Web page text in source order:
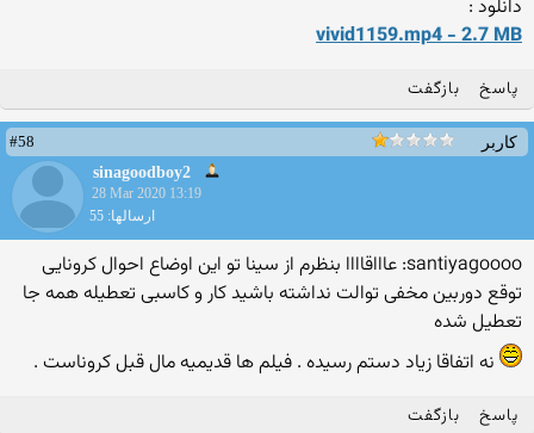
دانلود :
vivid1159.mp4 - 2.7 MB
پاسخ بازگفت
کاربر
#58
sinagoodboy2
28 Mar 2020 13:19
ارسالها: 55
santiyagoooo: عاااقاااا بنظرم از سینا تو این اوضاع احوال کرونایی
توقع دوربین مخفی توالت نداشته باشید کار و کاسبی تعطیله همه جا
تعطیل شده
نه اتفاقا زیاد دستم رسیده . فیلم ها قدیمیه مال قبل کروناست .
پاسخ بازگفت